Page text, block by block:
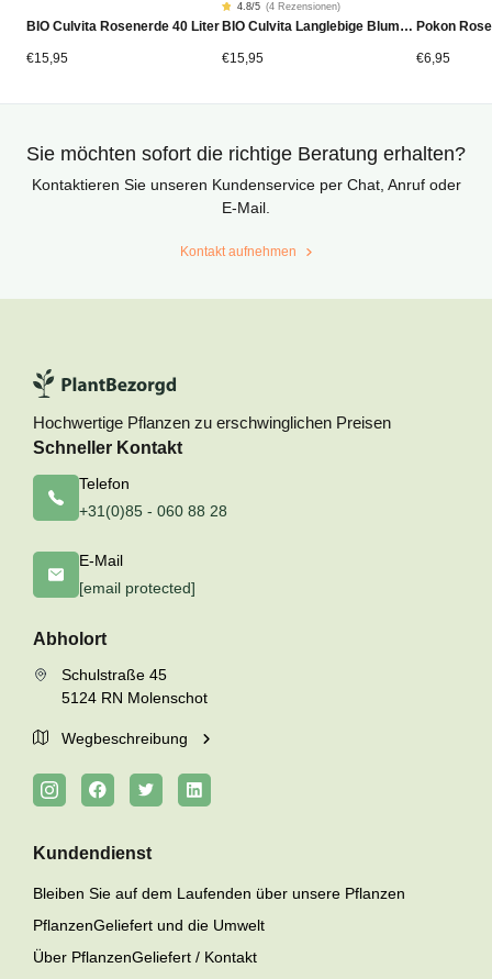
BIO Culvita Rosenerde 40 Liter
€15,95
Rated
4.75
von
4
Kundenstimmen
4.8/5 (4 Rezensionen)
BIO Culvita Langlebige Blumenerde 40 Liter
€15,95
Pokon
€6,95
Sie möchten sofort die richtige Beratung erhalten?
Kontaktieren Sie unseren Kundenservice per Chat, Anruf oder
E-Mail.
Kontakt aufnehmen
Hochwertige Pflanzen zu erschwinglichen Preisen
Schneller Kontakt
Telefon
+31(0)85 - 060 88 28
E-Mail
[email protected]
Abholort
Schulstraße 45
5124 RN Molenschot
Wegbeschreibung
Kundendienst
Bleiben Sie auf dem Laufenden über unsere Pflanzen
PflanzenGeliefert und die Umwelt
Über PflanzenGeliefert / Kontakt